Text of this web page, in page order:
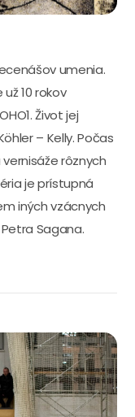
umenia.
10 rokov
Život jej
– Kelly. Počas
rôznych
je prístupná
iných vzácnych
Sagana.